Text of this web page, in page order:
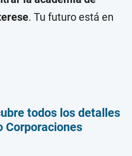
. Tu futuro está en
todos los detalles
Corporaciones